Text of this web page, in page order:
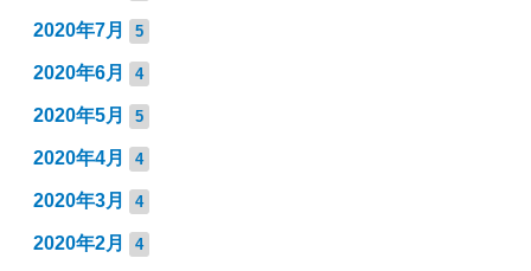
2020年7月 5
2020年6月 4
2020年5月 5
2020年4月 4
2020年3月 4
2020年2月 4